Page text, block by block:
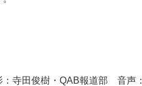
寺田俊樹・QAB報道部 音声：